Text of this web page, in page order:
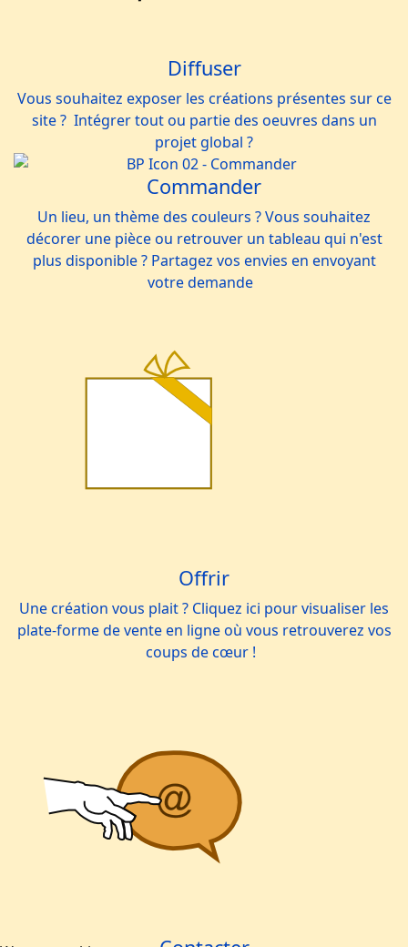
Diffuser
Vous souhaitez exposer les créations présentes sur ce
site ? Intégrer tout ou partie des oeuvres dans un
projet global ?
Commander
Un lieu, un thème des couleurs ? Vous souhaitez
décorer une pièce ou retrouver un tableau qui n'est
plus disponible ? Partagez vos envies en envoyant
votre demande
Offrir
Une création vous plait ? Cliquez ici pour visualiser les
plate-forme de vente en ligne où vous retrouverez vos
coups de cœur !